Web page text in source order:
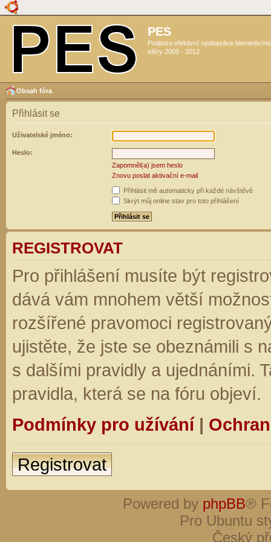
PES
Podpora efektivní spolupráce
sféry 2009 - 2012
Obsah fóra
Přihlásit se
Uživatelské jméno:
Heslo:
Zapomněl(a) jsem heslo
Znovu poslat aktivační e-mail
Přihlásit mě automaticky při každé návštěvě
Skrýt můj online stav pro toto přihlášení
REGISTROVAT
Pro přihlášení musíte být
dává vám mnohem větší
rozšířené pravomoci
ujistěte, že jste se obeznámili s
s dalšími pravidly a ujednáními.
pravidla, která se na fóru objeví.
Podmínky pro užívání|
Registrovat
Powered by phpBB®
Pro Ubuntu
Český